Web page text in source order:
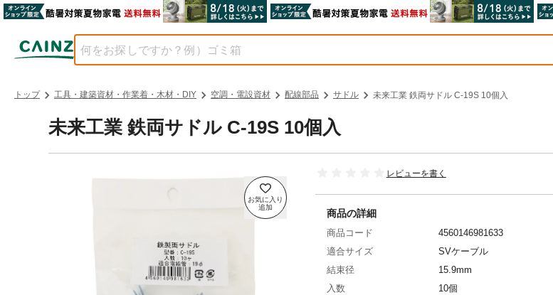
トップ 工具・建築資材・作業着・木材・DIY 空調・電設資材 配線部品 サドル 未来工業 鉄両サドル C-19S 10個入
未来工業 鉄両サドル C-19S 10個入
レビューを書く
商品の詳細
商品コード
4560146981633
適合サイズ
SVケーブル
結束径
15.9mm
入数
10個